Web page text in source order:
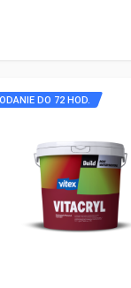
DO 72 HOD.